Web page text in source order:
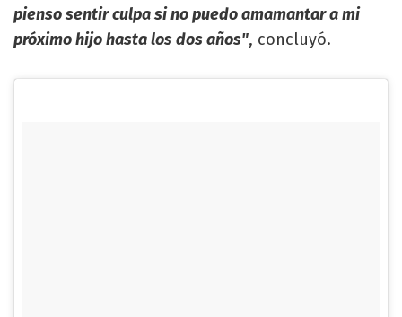
pienso sentir culpa si no puedo amamantar a mi
próximo hijo hasta los dos años", concluyó.